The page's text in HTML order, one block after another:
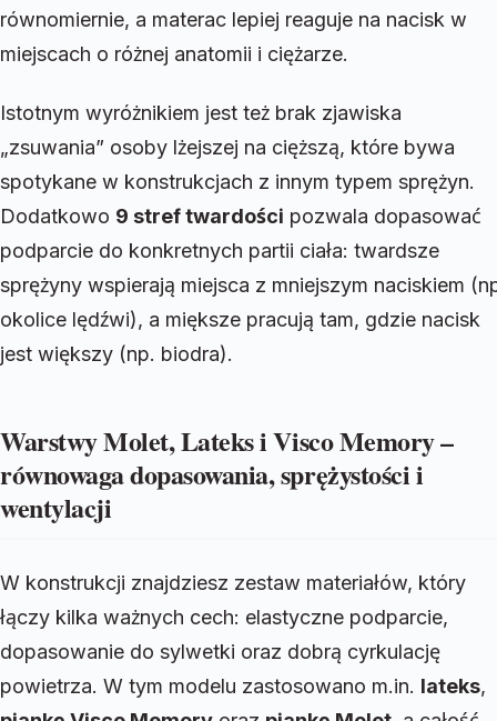
równomiernie, a materac lepiej reaguje na nacisk w
miejscach o różnej anatomii i ciężarze.
Istotnym wyróżnikiem jest też brak zjawiska
„zsuwania” osoby lżejszej na cięższą, które bywa
spotykane w konstrukcjach z innym typem sprężyn.
Dodatkowo 9 stref twardości pozwala dopasować
podparcie do konkretnych partii ciała: twardsze
sprężyny wspierają miejsca z mniejszym naciskiem
okolice lędźwi), a miększe pracują tam, gdzie nacisk
jest większy (np. biodra).
Warstwy Molet, Lateks i Visco Memory –
równowaga dopasowania, sprężystości i
wentylacji
W konstrukcji znajdziesz zestaw materiałów, który
łączy kilka ważnych cech: elastyczne podparcie,
dopasowanie do sylwetki oraz dobrą cyrkulację
powietrza. W tym modelu zastosowano m.in. lateks,